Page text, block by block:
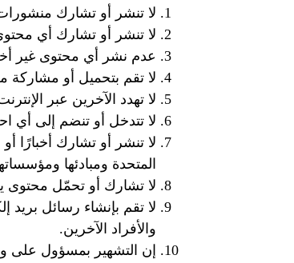
لا تنشر أو تشارك
لا تنشر أو تشارك أي
عدم نشر أي محتوى غير
لا تقم بتحميل أو مشاركة
لا تهدد الآخرين عبر
لا تتدخل أو تنضم إلى أي
لا تنشر أو تشارك أخبارًا
المتحدة ومبادئها
لا تشارك أو تحمّل محتوى
لا تقم بإنشاء رسائل
والأفراد الآخرين.
إن التشهير بمسؤول على